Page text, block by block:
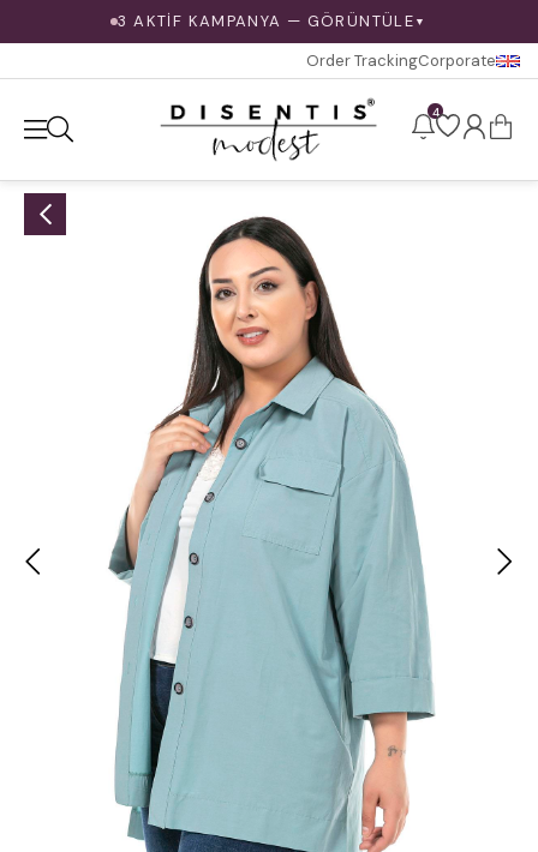
3 AKTİF KAMPANYA — GÖRÜNTÜLE ▼
Order TrackingCorporate
4